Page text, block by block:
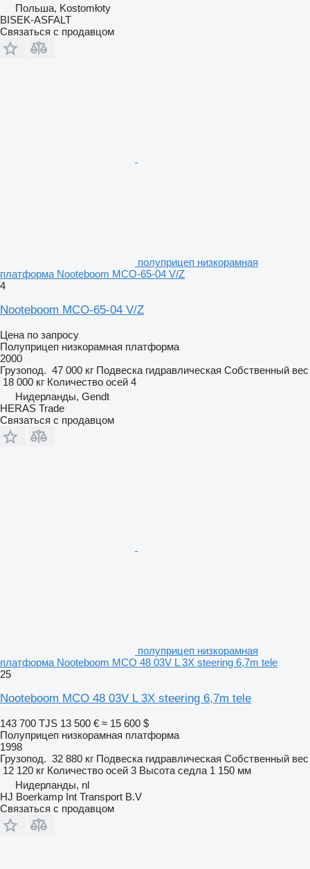
Польша, Kostomłoty
BISEK-ASFALT
Связаться с продавцом
полуприцеп низкорамная
платформа Nooteboom MCO-65-04 V/Z
4
Nooteboom MCO-65-04 V/Z
Цена по запросу
Полуприцеп низкорамная платформа
2000
Грузопод. 47 000 кг Подвеска гидравлическая Собственный вес
18 000 кг Количество осей 4
Нидерланды, Gendt
HERAS Trade
Связаться с продавцом
полуприцеп низкорамная
платформа Nooteboom MCO 48 03V L 3X steering 6,7m tele
25
Nooteboom MCO 48 03V L 3X steering 6,7m tele
143 700 TJS 13 500 € ≈ 15 600 $
Полуприцеп низкорамная платформа
1998
Грузопод. 32 880 кг Подвеска гидравлическая Собственный вес
12 120 кг Количество осей 3 Высота седла 1 150 мм
Нидерланды, nl
HJ Boerkamp Int Transport B.V
Связаться с продавцом